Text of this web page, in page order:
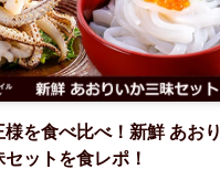
様を食べ比べ！新鮮 あおり
ットを食レポ！